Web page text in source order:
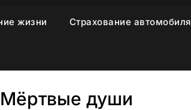
жизни Страхование автомобиля
души